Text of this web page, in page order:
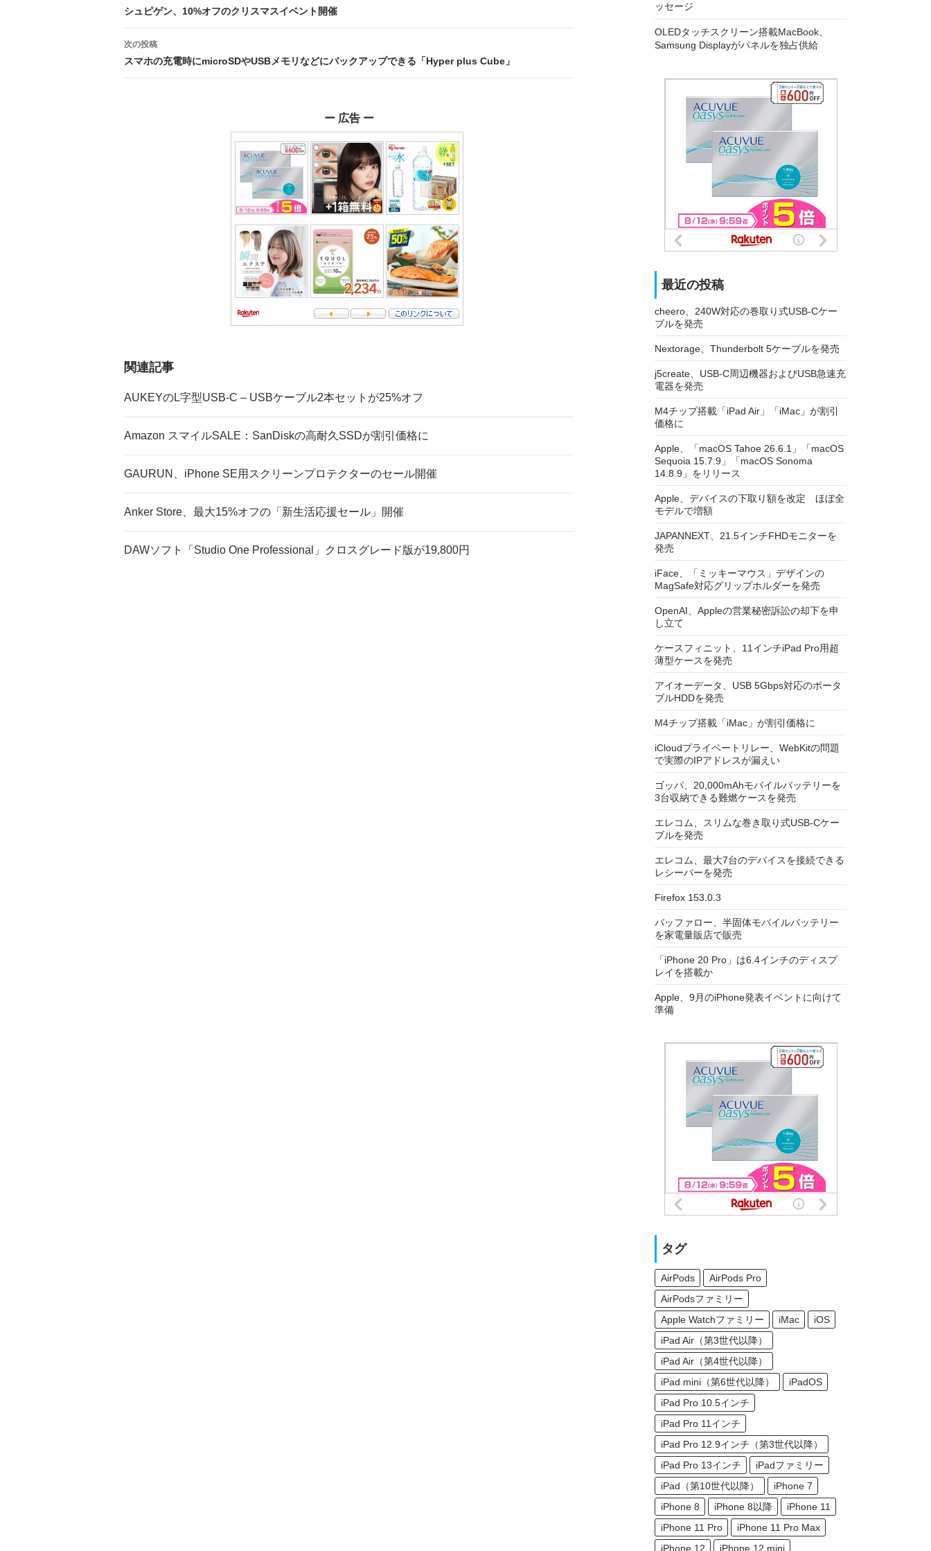
稿
ナ
ビ
シュピゲン、10%オフのクリスマスイベント開催
次の投稿
スマホの充電時にmicroSDやUSBメモリなどにバックアップできる「Hyper plus Cube」
ー 広告 ー
関連記事
AUKEYのL字型USB-C – USBケーブル2本セットが25%オフ
Amazon スマイルSALE：SanDiskの高耐久SSDが割引価格に
GAURUN、iPhone SE用スクリーンプロテクターのセール開催
Anker Store、最大15%オフの「新生活応援セール」開催
DAWソフト「Studio One Professional」クロスグレード版が19,800円
ッセージ
OLEDタッチスクリーン搭載MacBook、
Samsung Displayがパネルを独占供給
最近の投稿
cheero、240W対応の巻取り式USB-Cケー
ブルを発売
Nextorage、Thunderbolt 5ケーブルを発売
j5create、USB-C周辺機器およびUSB急速充
電器を発売
M4チップ搭載「iPad Air」「iMac」が割引
価格に
Apple、「macOS Tahoe 26.6.1」「macOS
Sequoia 15.7.9」「macOS Sonoma
14.8.9」をリリース
Apple、デバイスの下取り額を改定 ほぼ全
モデルで増額
JAPANNEXT、21.5インチFHDモニターを
発売
iFace、「ミッキーマウス」デザインの
MagSafe対応グリップホルダーを発売
OpenAI、Appleの営業秘密訴訟の却下を申
し立て
ケースフィニット、11インチiPad Pro用超
薄型ケースを発売
アイオーデータ、USB 5Gbps対応のポータ
ブルHDDを発売
M4チップ搭載「iMac」が割引価格に
iCloudプライベートリレー、WebKitの問題
で実際のIPアドレスが漏えい
ゴッパ、20,000mAhモバイルバッテリーを
3台収納できる難燃ケースを発売
エレコム、スリムな巻き取り式USB-Cケー
ブルを発売
エレコム、最大7台のデバイスを接続できる
レシーバーを発売
Firefox 153.0.3
バッファロー、半固体モバイルバッテリー
を家電量販店で販売
「iPhone 20 Pro」は6.4インチのディスプ
レイを搭載か
Apple、9月のiPhone発表イベントに向けて
準備
タグ
AirPods
AirPods Pro
AirPodsファミリー
Apple Watchファミリー
iMac
iOS
iPad Air（第3世代以降）
iPad Air（第4世代以降）
iPad mini（第6世代以降）
iPadOS
iPad Pro 10.5インチ
iPad Pro 11インチ
iPad Pro 12.9インチ（第3世代以降）
iPad Pro 13インチ
iPadファミリー
iPad（第10世代以降）
iPhone 7
iPhone 8
iPhone 8以降
iPhone 11
iPhone 11 Pro
iPhone 11 Pro Max
iPhone 12
iPhone 12 mini